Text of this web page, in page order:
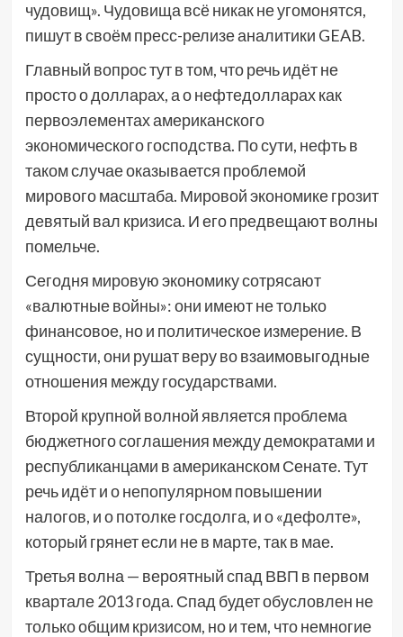
чудовищ». Чудовища всё никак не угомонятся,
пишут в своём пресс-релизе аналитики GEAB.
Главный вопрос тут в том, что речь идёт не
просто о долларах, а о нефтедолларах как
первоэлементах американского
экономического господства. По сути, нефть в
таком случае оказывается проблемой
мирового масштаба. Мировой экономике грозит
девятый вал кризиса. И его предвещают волны
помельче.
Сегодня мировую экономику сотрясают
«валютные войны»: они имеют не только
финансовое, но и политическое измерение. В
сущности, они рушат веру во взаимовыгодные
отношения между государствами.
Второй крупной волной является проблема
бюджетного соглашения между демократами и
республиканцами в американском Сенате. Тут
речь идёт и о непопулярном повышении
налогов, и о потолке госдолга, и о «дефолте»,
который грянет если не в марте, так в мае.
Третья волна — вероятный спад ВВП в первом
квартале 2013 года. Спад будет обусловлен не
только общим кризисом, но и тем, что немногие